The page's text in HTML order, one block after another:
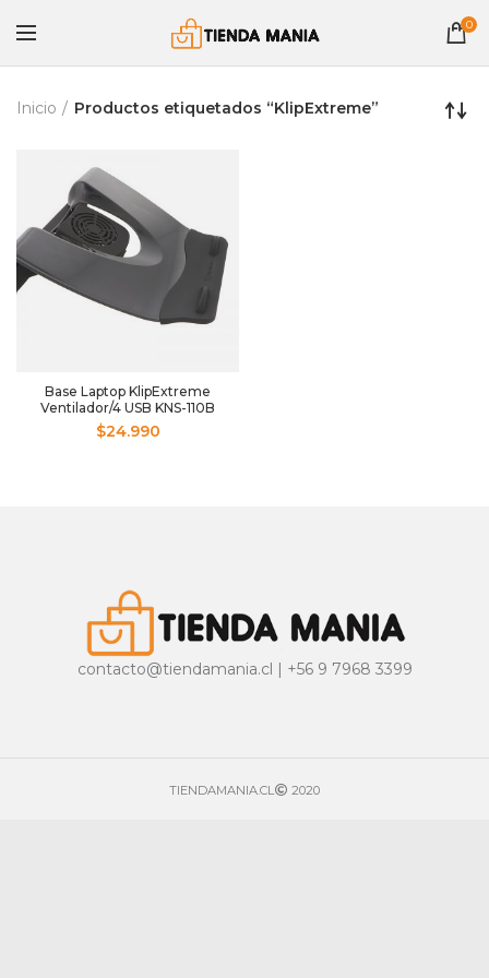
0
Inicio Productos etiquetados “KlipExtreme”
Base Laptop KlipExtreme
Ventilador/4 USB KNS-110B
$24.990
contacto@tiendamania.cl | +56 9 7968 3399
TIENDAMANIA.CL 2020